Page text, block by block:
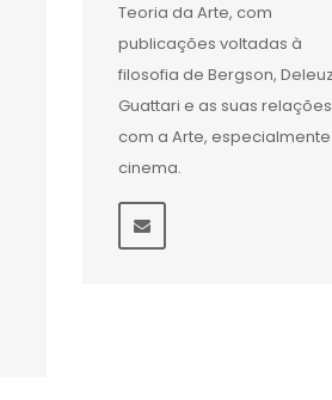
Teoria da Arte, com
publicações voltadas à
filosofia de Bergson,
Guattari e as suas relações
com a Arte,
cinema.